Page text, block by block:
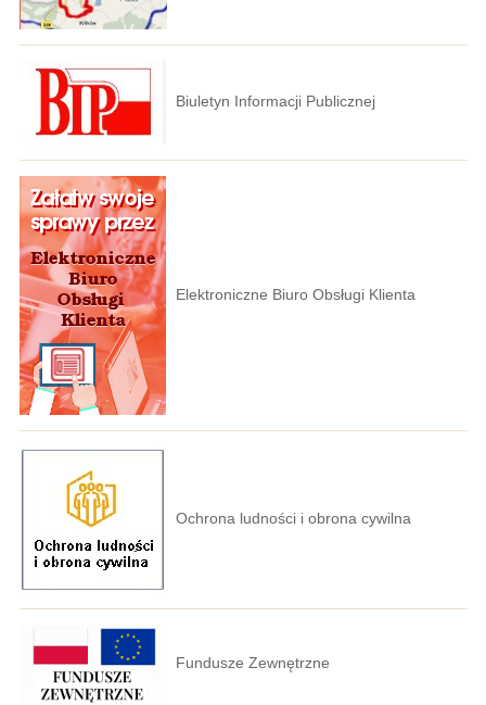
Biuletyn Informacji Publicznej
Elektroniczne Biuro Obsługi Klienta
Ochrona ludności i obrona cywilna
Fundusze Zewnętrzne